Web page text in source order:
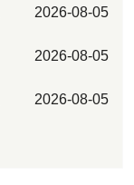
2026-08-05
2026-08-05
2026-08-05